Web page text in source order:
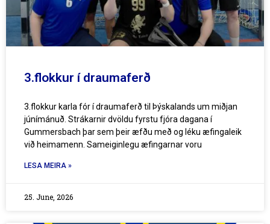
3.flokkur í draumaferð
3.flokkur karla fór í draumaferð til Þýskalands um miðjan
júnímánuð. Strákarnir dvöldu fyrstu fjóra dagana í
Gummersbach þar sem þeir æfðu með og léku æfingaleik
við heimamenn. Sameiginlegu æfingarnar voru
LESA MEIRA »
25. June, 2026